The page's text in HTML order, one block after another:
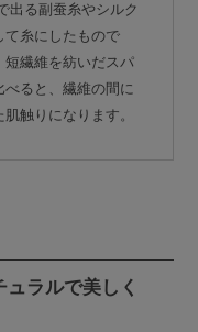
出る副蚕糸やシルク
て糸にしたもので
繊維を紡いだスパ
ると、繊維の間に
触りになります。
ラルで美しく